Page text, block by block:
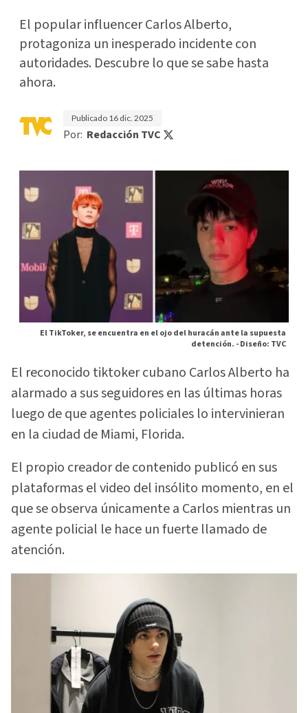
El popular influencer Carlos Alberto,
protagoniza un inesperado incidente con
autoridades. Descubre lo que se sabe hasta
ahora.
Publicado 16 dic. 2025
Por: Redacción TVC
El TikToker, se encuentra en el ojo del huracán ante la supuesta
detención. -Diseño: TVC
El reconocido tiktoker cubano Carlos Alberto ha
alarmado a sus seguidores en las últimas horas
luego de que agentes policiales lo intervinieran
en la ciudad de Miami, Florida.
El propio creador de contenido publicó en sus
plataformas el video del insólito momento, en el
que se observa únicamente a Carlos mientras un
agente policial le hace un fuerte llamado de
atención.